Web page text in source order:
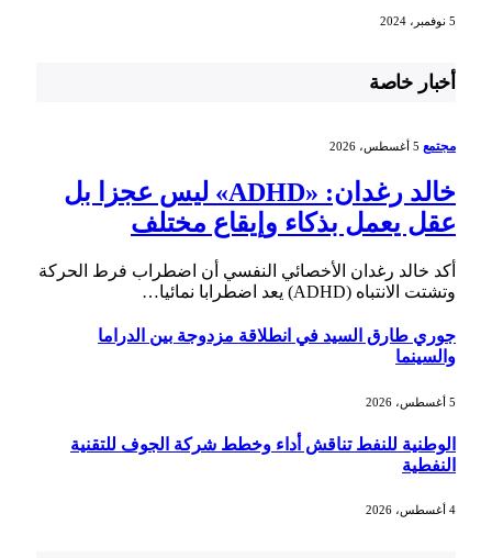
أخبار خاصة
مجتمع 5 أغسطس، 2026
خالد رغدان: «ADHD» ليس عجزا بل
عقل يعمل بذكاء وإيقاع مختلف
أكد خالد رغدان الأخصائي النفسي أن اضطراب فرط الحركة
وتشتت الانتباه (ADHD) يعد اضطرابا نمائيا…
جوري طارق السيد في انطلاقة مزدوجة بين الدراما
والسينما
الوطنية للنفط تناقش أداء وخطط شركة الجوف للتقنية
النفطية